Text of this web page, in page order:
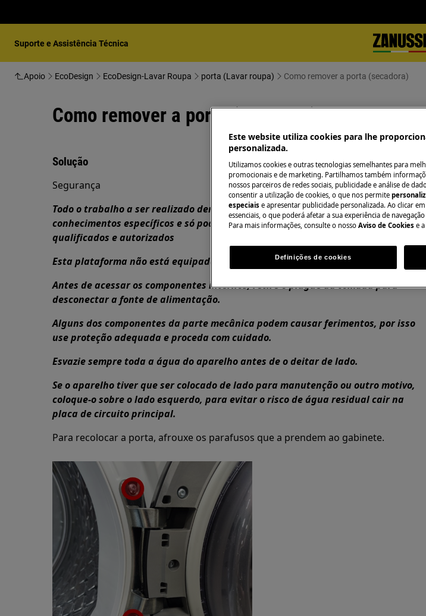
Suporte e Assistência Técnica
Apoio EcoDesign EcoDesign-Lavar Roupa porta (Lavar roupa) Como remover a porta (secadora)
Como remover a porta (secadora)
Solução
Segurança
Todo o trabalho a ser realizado dentro do aparelho requer habilidades e
conhecimentos específicos e só pode ser realizado por engenheiros de serviço
qualificados e autorizados
Esta plataforma não está equipada com interruptor ON/OFF.
Antes de acessar os componentes internos, retire o plugue da tomada para
desconectar a fonte de alimentação.
Alguns dos componentes da parte mecânica podem causar ferimentos, por isso
use proteção adequada e proceda com cuidado.
Esvazie sempre toda a água do aparelho antes de o deitar de lado.
Se o aparelho tiver que ser colocado de lado para manutenção ou outro motivo,
coloque-o sobre o lado esquerdo, para evitar o risco de água residual cair na
placa de circuito principal.
Para recolocar a porta, afrouxe os parafusos que a prendem ao gabinete.
Este website utiliza cookies para lhe
personalizada.
Utilizamos cookies e outras tecnologias semelhantes para
promocionais e de marketing. Partilhamos também
nossos parceiros de redes sociais, publicidade e análise de
consentir a utilização de cookies, o que nos permite
especiais e apresentar publicidade personalizada. Ao clicar
essenciais, o que poderá afetar a sua experiência de
Para mais informações, consulte o nosso Aviso de Cookies e a
Definições de cookies